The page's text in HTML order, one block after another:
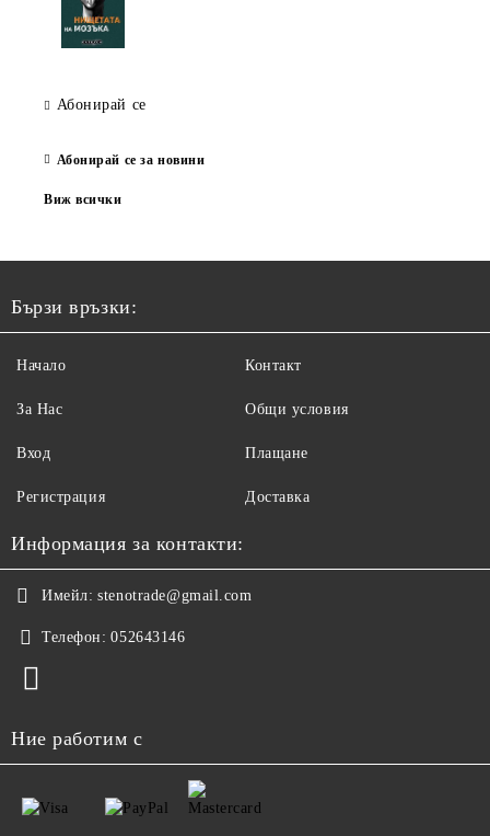
Абонирай се
Абонирай се за новини
Виж всички
Бързи връзки:
Начало
За Нас
Вход
Регистрация
Контакт
Общи условия
Плащане
Доставка
Информация за контакти:
Имейл: stenotrade@gmail.com
Телефон: 052643146
Ние работим с